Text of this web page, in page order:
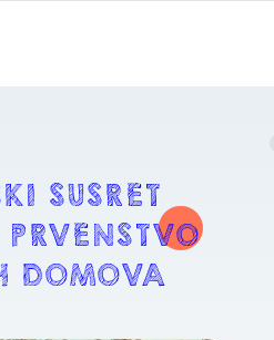
SUSRET
DOMOVA